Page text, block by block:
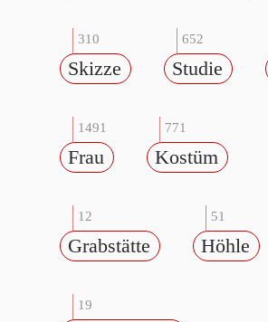
310
Skizze
652
Studie
1491
Frau
771
Kostüm
12
Grabstätte
51
Höhle
19